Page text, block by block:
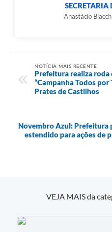
SECRETARIA
Anastácio
NOTÍCIA MAIS RECENTE
Prefeitura realiza roda
“Campanha Todos por
Prates de Castilhos
Novembro Azul:
estendido para ações de
VEJA MAIS da